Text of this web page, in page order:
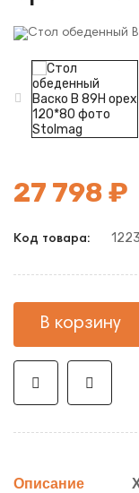
27 798 ₽
Код товара:
В корзину
Описание